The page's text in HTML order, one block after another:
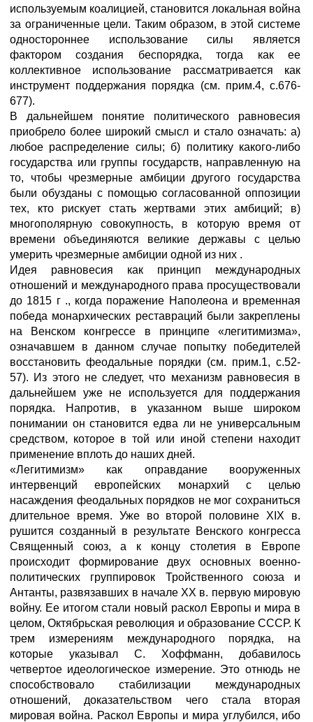
используемым коалицией, становится локальная война
за ограниченные цели. Таким образом, в этой системе
одностороннее использование силы является
фактором создания беспорядка, тогда как ее
коллективное использование рассматривается как
инструмент поддержания порядка (см. прим.4, с.676-
677).
В дальнейшем понятие политического равновесия
приобрело более широкий смысл и стало означать: а)
любое распределение силы; б) политику какого-либо
государства или группы государств, направленную на
то, чтобы чрезмерные амбиции другого государства
были обузданы с помощью согласованной оппозиции
тех, кто рискует стать жертвами этих амбиций; в)
многополярную совокупность, в которую время от
времени объединяются великие державы с целью
умерить чрезмерные амбиции одной из них .
Идея равновесия как принцип международных
отношений и международного права просуществовали
до 1815 г ., когда поражение Наполеона и временная
победа монархических реставраций были закреплены
на Венском конгрессе в принципе «легитимизма»,
означавшем в данном случае попытку победителей
восстановить феодальные порядки (см. прим.1, с.52-
57). Из этого не следует, что механизм равновесия в
дальнейшем уже не используется для поддержания
порядка. Напротив, в указанном выше широком
понимании он становится едва ли не универсальным
средством, которое в той или иной степени находит
применение вплоть до наших дней.
«Легитимизм» как оправдание вооруженных
интервенций европейских монархий с целью
насаждения феодальных порядков не мог сохраниться
длительное время. Уже во второй половине XIX в.
рушится созданный в результате Венского конгресса
Священный союз, а к концу столетия в Европе
происходит формирование двух основных военно-
политических группировок Тройственного союза и
Антанты, развязавших в начале XX в. первую мировую
войну. Ее итогом стали новый раскол Европы и мира в
целом, Октябрьская революция и образование СССР. К
трем измерениям международного порядка, на
которые указывал С. Хоффманн, добавилось
четвертое идеологическое измерение. Это отнюдь не
способствовало стабилизации международных
отношений, доказательством чего стала вторая
мировая война. Раскол Европы и мира углубился, ибо